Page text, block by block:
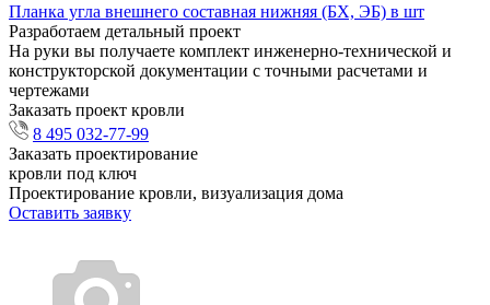
Планка угла внешнего составная нижняя (БХ, ЭБ) в шт
Разработаем детальный проект
На руки вы получаете комплект инженерно-технической и
конструкторской документации с точными расчетами и
чертежами
Заказать проект кровли
8 495 032-77-99
Заказать проектирование
кровли под ключ
Проектирование кровли, визуализация дома
Оставить заявку